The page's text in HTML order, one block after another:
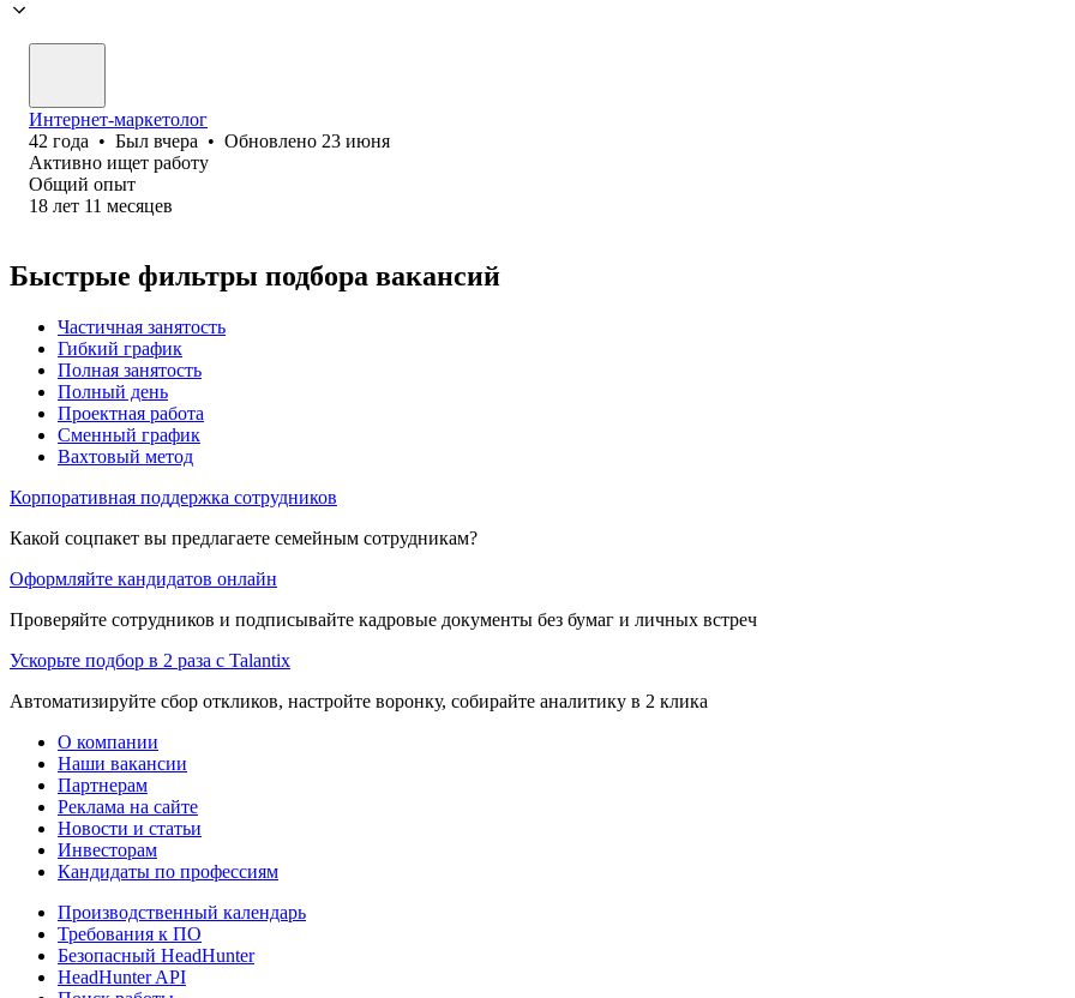
Интернет-маркетолог
42 года • Был вчера • Обновлено 23 июня
Активно ищет работу
Общий опыт
18 лет 11 месяцев
Быстрые фильтры подбора вакансий
Частичная занятость
Гибкий график
Полная занятость
Полный день
Проектная работа
Сменный график
Вахтовый метод
Корпоративная поддержка сотрудников
Какой соцпакет вы предлагаете семейным сотрудникам?
Оформляйте кандидатов онлайн
Проверяйте сотрудников и подписывайте кадровые документы без бумаг и личных встреч
Ускорьте подбор в 2 раза с Talantix
Автоматизируйте сбор откликов, настройте воронку, собирайте аналитику в 2 клика
О компании
Наши вакансии
Партнерам
Реклама на сайте
Новости и статьи
Инвесторам
Кандидаты по профессиям
Производственный календарь
Требования к ПО
Безопасный HeadHunter
HeadHunter API